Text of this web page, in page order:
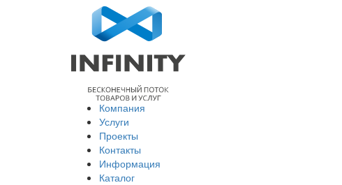
Компания
Услуги
Проекты
Контакты
Информация
Каталог